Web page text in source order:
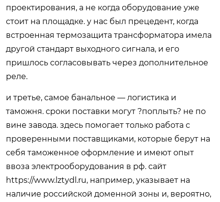
проектирования, а не когда оборудование уже
стоит на площадке. у нас был прецедент, когда
встроенная термозащита трансформатора имела
другой стандарт выходного сигнала, и его
пришлось согласовывать через дополнительное
реле.
и третье, самое банальное — логистика и
таможня. сроки поставки могут ?поплыть? не по
вине завода. здесь помогает только работа с
проверенными поставщиками, которые берут на
себя таможенное оформление и имеют опыт
ввоза электрооборудования в рф. сайт
https://www.lztydl.ru, например, указывает на
наличие российской доменной зоны и, вероятно,